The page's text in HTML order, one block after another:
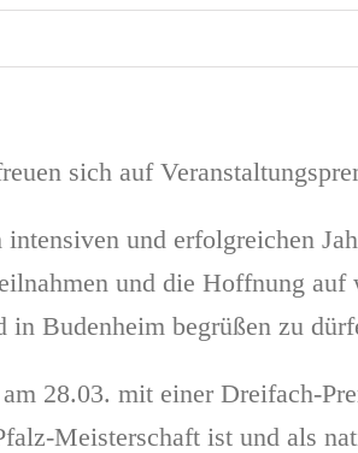
sich auf
intensiven und erfolgreichen
und die Hoffnung
in Budenheim begrüßen zu
28.03. mit einer Dreifach-
Meisterschaft ist und als